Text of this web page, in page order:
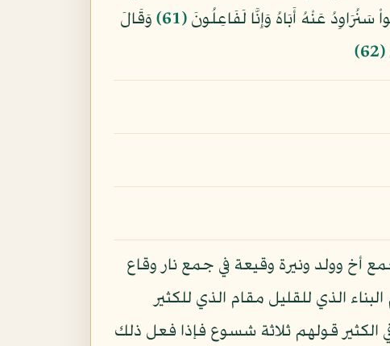
سَنُرَاوِدُ عَنْهُ أَبَاهُ وَإِنَّا لَفَاعِلُونَ ﴿61﴾
وَقَالَ
﴿62﴾
أخ وولد ونيرة وقيعة في جمع نار وقاع
الذي للقليل مقام الذي للكثير
الكثير قولهم ثلاثة شسوع فإذا فعل ذلك